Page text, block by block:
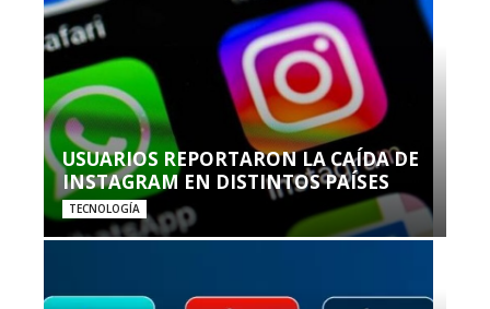
USUARIOS REPORTARON LA CAÍDA DE
INSTAGRAM EN DISTINTOS PAÍSES
TECNOLOGÍA